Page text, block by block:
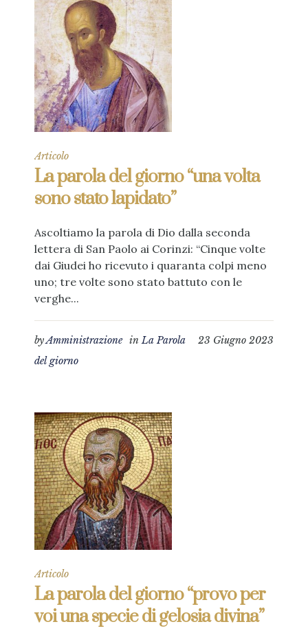
Articolo
La parola del giorno “una volta
sono stato lapidato”
Ascoltiamo la parola di Dio dalla seconda
lettera di San Paolo ai Corinzi: “Cinque volte
dai Giudei ho ricevuto i quaranta colpi meno
uno; tre volte sono stato battuto con le
verghe...
23 Giugno 2023
byAmministrazione inLa Parola
del giorno
Articolo
La parola del giorno “provo per
voi una specie di gelosia divina”